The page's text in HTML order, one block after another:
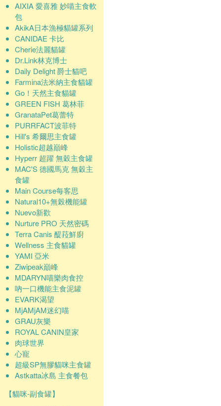
AIXIA 愛喜雅 妙喵主食軟
包
AkikA日本漁極貓罐系列
CANIDAE 卡比
Cherie法麗貓罐
Dr.Link林克博士
Daily Delight 爵士貓吧
Farmina法米納主食貓罐
Go！天然主食貓罐
GREEN FISH 葛林菲
GranataPet葛蕾特
PURRFACT波菲特
Hill's 希爾思主食罐
Holistic超越巔峰
Hyperr 超躍 無穀主食罐
MAC'S 德國馬克 無穀主
食罐
Main Course每客思
Natural10+無榖機能罐
Nuevo新歡
Nurture PRO 天然密碼
Terra Canis 醍菈鮮廚
Wellness 主食貓罐
YAMI 亞米
Ziwipeak巔峰
MDARYN喵樂肉食控
吶一口機能主食泥罐
EVARK渴望
MjAMjAM迷幻喵
GRAU灰樂
ROYAL CANIN皇家
肉球世界
心寵
超級SP無膠貓咪主食罐
Astkatta冰島 主食餐包
【貓咪-副食罐】